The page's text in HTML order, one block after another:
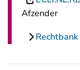
Afzender